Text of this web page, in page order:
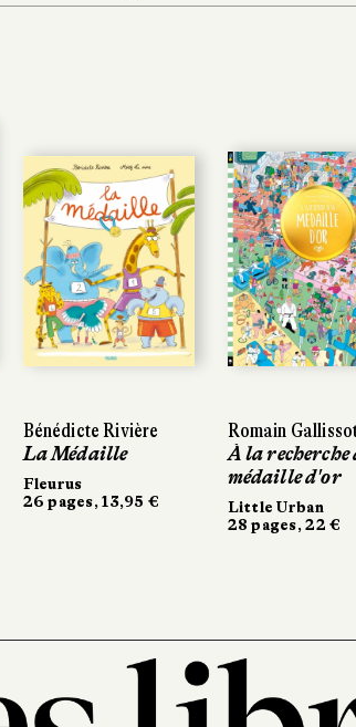
Bénédicte Rivière
La Médaille
Fleurus
26 pages, 13,95 €
Romain
À la recherche
médaille d'or
Little Urban
28 pages, 22 €